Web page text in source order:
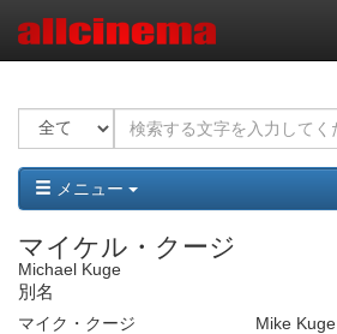
メニュー
マイケル・クージ
Michael Kuge
別名
マイク・クージ Mike Kuge